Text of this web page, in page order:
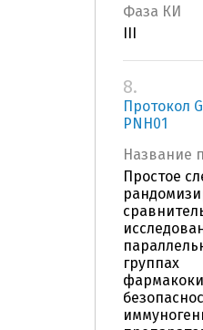
Фаза КИ
8.
Протокол
PNH01
Название
Простое
группах